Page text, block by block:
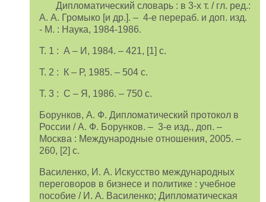
Дипломатический словарь : в 3-х т. / гл. ред.:
А. А. Громыко [и др.]. – 4-е перераб. и доп. изд.
- М. : Наука, 1984-1986.
Т. 1 : А – И, 1984. – 421, [1] с.
Т. 2 : К – Р, 1985. – 504 с.
Т. 3 : С – Я, 1986. – 750 с.
Борунков, А. Ф. Дипломатический протокол в
России / А. Ф. Борунков. – 3-е изд., доп. –
Москва : Международные отношения, 2005. –
260, [2] с.
Василенко, И. А. Искусство международных
переговоров в бизнесе и политике : учебное
пособие / И. А. Василенко; Дипломатическая